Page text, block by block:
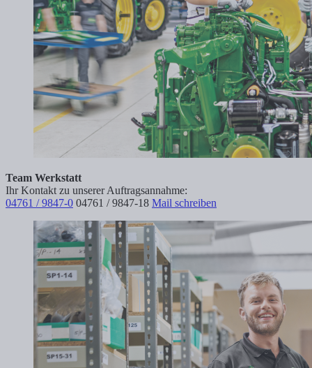
Team Werkstatt
Ihr Kontakt zu unserer Auftragsannahme:
04761 / 9847-0 04761 / 9847-18 Mail schreiben